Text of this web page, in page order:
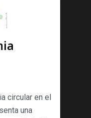
circular en el
una